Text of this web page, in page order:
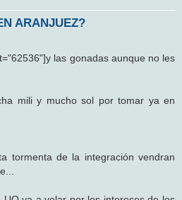
ARANJUEZ?
las gonadas aunque no les
mili y mucho sol por tomar ya en
tormenta de la integración vendran